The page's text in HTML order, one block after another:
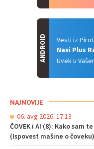
Vesti iz
Naxi Plus
Uvek u
ANDROID
NAJNOVIJE
06. avg 2026. 17:13
ČOVEK i AI (8): Kako sam
(Ispovest mašine o